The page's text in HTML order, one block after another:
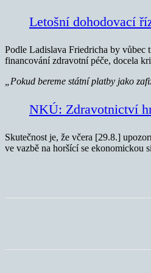
Letošní dohodovací
Podle Ladislava Friedricha by vůbec
financování zdravotní péče, docela
„Pokud bereme státní platby jako
NKÚ: Zdravotnictví
Skutečnost je, že včera [29.8.]
ve vazbě na horšící se ekonomickou